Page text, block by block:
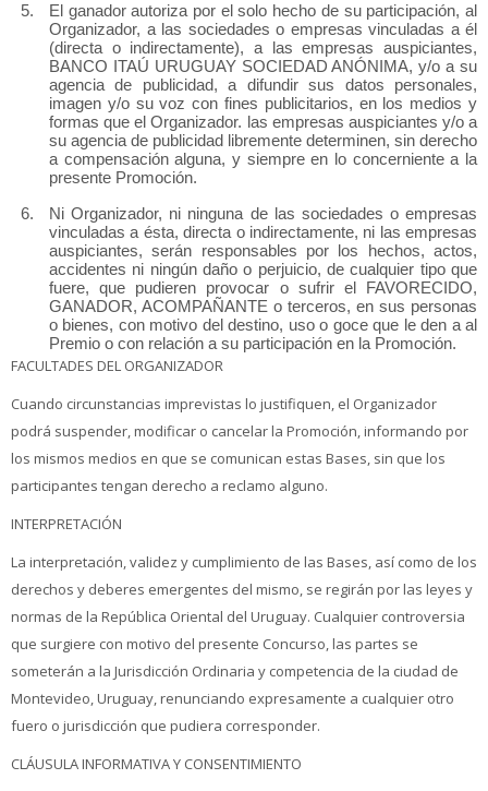
El ganador autoriza por el solo hecho de su participación, al
Organizador, a las sociedades o empresas vinculadas a él
(directa o indirectamente), a las empresas auspiciantes,
BANCO ITAÚ URUGUAY SOCIEDAD ANÓNIMA, y/o a su
agencia de publicidad, a difundir sus datos personales,
imagen y/o su voz con fines publicitarios, en los medios y
formas que el Organizador. las empresas auspiciantes y/o a
su agencia de publicidad libremente determinen, sin derecho
a compensación alguna, y siempre en lo concerniente a la
presente Promoción.
Ni Organizador, ni ninguna de las sociedades o empresas
vinculadas a ésta, directa o indirectamente, ni las empresas
auspiciantes, serán responsables por los hechos, actos,
accidentes ni ningún daño o perjuicio, de cualquier tipo que
fuere, que pudieren provocar o sufrir el FAVORECIDO,
GANADOR, ACOMPAÑANTE o terceros, en sus personas
o bienes, con motivo del destino, uso o goce que le den a al
Premio o con relación a su participación en la Promoción.
FACULTADES DEL ORGANIZADOR
Cuando circunstancias imprevistas lo justifiquen, el Organizador
podrá suspender, modificar o cancelar la Promoción, informando por
los mismos medios en que se comunican estas Bases, sin que los
participantes tengan derecho a reclamo alguno.
INTERPRETACIÓN
La interpretación, validez y cumplimiento de las Bases, así como de los
derechos y deberes emergentes del mismo, se regirán por las leyes y
normas de la República Oriental del Uruguay. Cualquier controversia
que surgiere con motivo del presente Concurso, las partes se
someterán a la Jurisdicción Ordinaria y competencia de la ciudad de
Montevideo, Uruguay, renunciando expresamente a cualquier otro
fuero o jurisdicción que pudiera corresponder.
CLÁUSULA INFORMATIVA Y CONSENTIMIENTO